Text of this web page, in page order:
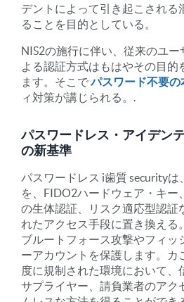
デントによって引き起こされる
ることを目的としている。
NIS2の施行に伴い、従来のユ
よる認証方式はもはやその目的
ます。そこで パスワード不要の
ィ対策が講じられる。.
パスワードレス・アイデン
の新基準
パスワードレス i歯質securityは
を、FIDO2ハードウェア・キー
の生体認証、リスク適応型認証
れたアクセス手段に置き換える
ブルートフォース攻撃やフィッ
ーアカウントを保護します。
カ
度に規制された環境において、
サプライヤー、請負業者のアク